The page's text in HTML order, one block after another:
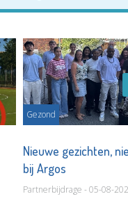
Gezond
Nieuwe gezichten,
bij Argos
Partnerbijdrage - 05-08-